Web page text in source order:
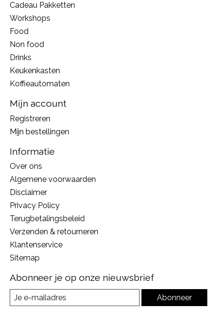
Cadeau Pakketten
Workshops
Food
Non food
Drinks
Keukenkasten
Koffieautomaten
Mijn account
Registreren
Mijn bestellingen
Informatie
Over ons
Algemene voorwaarden
Disclaimer
Privacy Policy
Terugbetalingsbeleid
Verzenden & retourneren
Klantenservice
Sitemap
Abonneer je op onze nieuwsbrief
Abonneer